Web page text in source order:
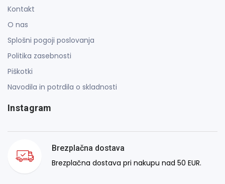
Kontakt
O nas
Splošni pogoji poslovanja
Politika zasebnosti
Piškotki
Navodila in potrdila o skladnosti
Instagram
Brezplačna dostava
Brezplačna dostava pri nakupu nad 50 EUR.